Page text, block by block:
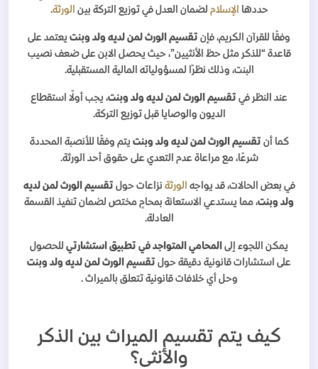
حددها الإسلام لضمان العدل في توزيع التركة بين الورثة.
وفقًا للقرآن الكريم، فإن تقسيم الورث لمن لديه ولد وبنت يعتمد على
قاعدة “للذكر مثل حظ الأنثيين”، حيث يحصل الابن على ضعف نصيب
البنت، وذلك نظرًا لمسؤولياته المالية المستقبلية.
عند النظر في تقسيم الورث لمن لديه ولد وبنت، يجب أولًا استقطاع
الديون والوصايا قبل توزيع التركة.
كما أن تقسيم الورث لمن لديه ولد وبنت يتم وفقًا للأنصبة المحددة
شرعًا، مع مراعاة عدم التعدي على حقوق أحد الورثة.
في بعض الحالات، قد يواجه الورثة نزاعات حول تقسيم الورث لمن لديه
ولد وبنت، مما يستدعي الاستعانة بمحامٍ مختص لضمان تنفيذ القسمة
العادلة.
يمكن اللجوء إلى المحامي المتواجد في تطبيق استشارتي للحصول
على استشارات قانونية دقيقة حول تقسيم الورث لمن لديه ولد وبنت
وحل أي خلافات قانونية تتعلق بالميراث .
كيف يتم تقسيم الميراث بين الذكر
والأنثى؟